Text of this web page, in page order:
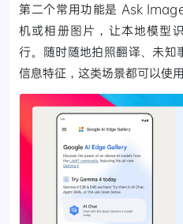
第二个常用功能是 Ask
机或相册图片，让本地模型
行。随时随地拍照翻译、未知
信息特征，这类场景都可以使用